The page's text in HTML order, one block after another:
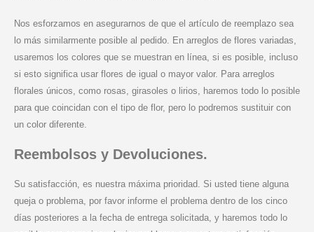
Nos esforzamos en asegurarnos de que el artículo de reemplazo sea
lo más similarmente posible al pedido. En arreglos de flores variadas,
usaremos los colores que se muestran en línea, si es posible, incluso
si esto significa usar flores de igual o mayor valor. Para arreglos
florales únicos, como rosas, girasoles o lirios, haremos todo lo posible
para que coincidan con el tipo de flor, pero lo podremos sustituir con
un color diferente.
Reembolsos y Devoluciones.
Su satisfacción, es nuestra máxima prioridad. Si usted tiene alguna
queja o problema, por favor informe el problema dentro de los cinco
días posteriores a la fecha de entrega solicitada, y haremos todo lo